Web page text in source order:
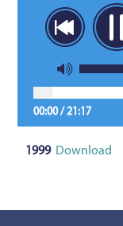
00:00/21:17
1999Download